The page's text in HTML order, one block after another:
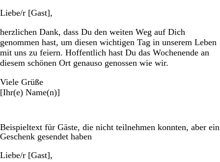
Liebe/r [Gast],
herzlichen Dank, dass Du den weiten Weg auf Dich
genommen hast, um diesen wichtigen Tag in unserem Leben
mit uns zu feiern. Hoffentlich hast Du das Wochenende an
diesem schönen Ort genauso genossen wie wir.
Viele Grüße
[Ihr(e) Name(n)]
Beispieltext für Gäste, die nicht teilnehmen konnten, aber ein
Geschenk gesendet haben
Liebe/r [Gast],